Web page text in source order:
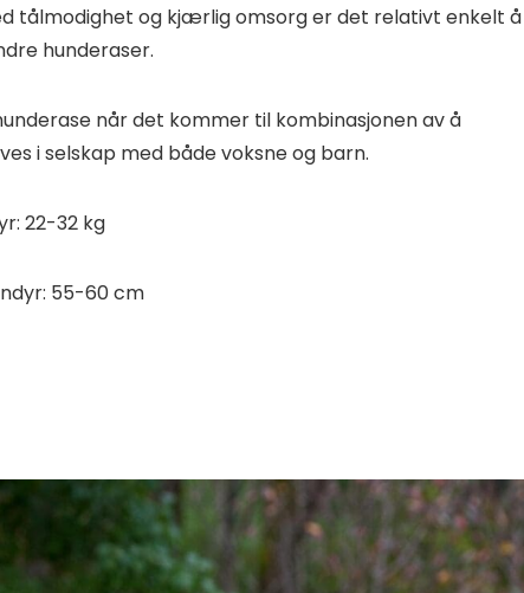
tålmodighet og kjærlig omsorg er det relativt enkelt å
hunderaser.
når det kommer til kombinasjonen av å
i selskap med både voksne og barn.
22-32 kg
55-60 cm